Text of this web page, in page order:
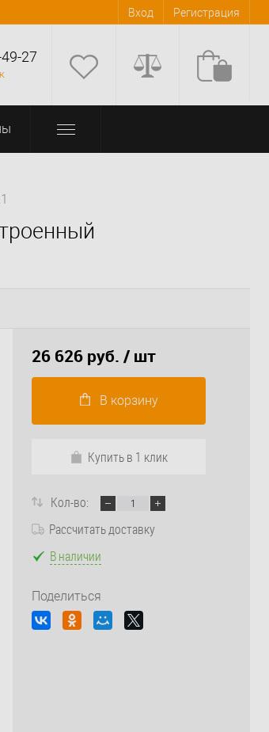
Вход Регистрация
27
26 626 руб. / шт
В корзину
Купить в 1 клик
Кол-во:
Рассчитать доставку
В наличии
Поделиться